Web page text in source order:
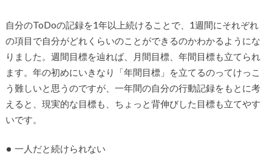
自分のToDoの記録を1年以上続けることで、1週間にそれぞれ
の項目で自分がどれくらいのことができるのかわかるようにな
りました。週間目標を辿れば、月間目標、年間目標も立てられ
ます。年の初めにいきなり「年間目標」を立てるのってけっこ
う難しいと思うのですが、一年間の自分の行動記録をもとに考
えると、現実的な目標も、ちょっと背伸びした目標も立てやす
いです。
一人だと続けられない